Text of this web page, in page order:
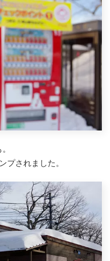
プされました。